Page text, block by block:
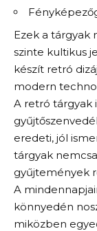
Ezek a tárgyak
szinte kultikus
készít retró
modern
A retró tárgyak
eredeti, jól
tárgyak
gyűjtemények
A
könnyedén
miközben